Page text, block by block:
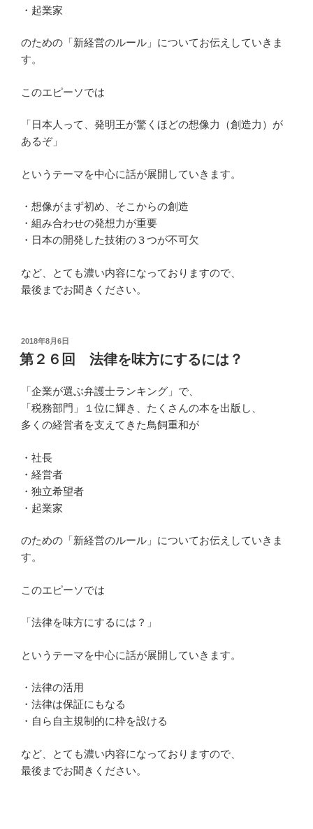
・起業家
のための「新経営のルール」についてお伝えしていきま
す。
このエピーソでは
「日本人って、発明王が驚くほどの想像力（創造力）が
あるぞ」
というテーマを中心に話が展開していきます。
・想像がまず初め、そこからの創造
・組み合わせの発想力が重要
・日本の開発した技術の３つが不可欠
など、とても濃い内容になっておりますので、
最後までお聞きください。
投
稿
日:
2018年8月6日
第２６回 法律を味方にするには？
「企業が選ぶ弁護士ランキング」で、
「税務部門」１位に輝き、たくさんの本を出版し、
多くの経営者を支えてきた鳥飼重和が
・社長
・経営者
・独立希望者
・起業家
のための「新経営のルール」についてお伝えしていきま
す。
このエピーソでは
「法律を味方にするには？」
というテーマを中心に話が展開していきます。
・法律の活用
・法律は保証にもなる
・自ら自主規制的に枠を設ける
など、とても濃い内容になっておりますので、
最後までお聞きください。